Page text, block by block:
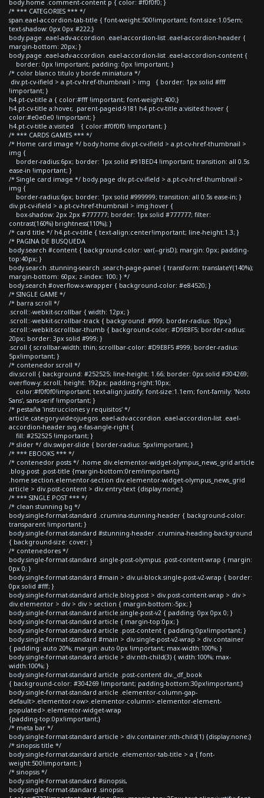
body.home .comment-content p { color: #f0f0f0; }
/* *** CATEGORIES *** */
span.eael-accordion-tab-title { font-weight:500!important; font-size:1.05em;
text-shadow: 0px 0px #222;}
body.page .eael-adv-accordion .eael-accordion-list .eael-accordion-header {
margin-bottom: 20px; }
body.page .eael-adv-accordion .eael-accordion-list .eael-accordion-content {
border: 0px !important; padding: 0px !important; }
/* color blanco titulo y borde miniatura */
div.pt-cv-ifield > a.pt-cv-href-thumbnail > img { border: 1px solid #fff
!important; }
h4.pt-cv-title a { color:#fff !important; font-weight:400;}
h4.pt-cv-title a:hover, .parent-pageid-9181 h4.pt-cv-title a:visited:hover {
color:#e0e0e0 !important; }
h4.pt-cv-title a:visited { color:#f0f0f0 !important; }
/* *** CARDS GAMES *** */
/* Home card image */ body.home div.pt-cv-ifield > a.pt-cv-href-thumbnail >
img {
border-radius:6px; border: 1px solid #91BED4 !important; transition: all 0.5s
ease-in !important; }
/* Single card image */ body.page div.pt-cv-ifield > a.pt-cv-href-thumbnail >
img {
border-radius:6px; border: 1px solid #999999; transition: all 0.5s ease-in; }
div.pt-cv-ifield > a.pt-cv-href-thumbnail > img:hover {
box-shadow: 2px 2px #777777; border: 1px solid #777777; filter:
contrast(160%) brightness(110%); }
/* card title */ h4.pt-cv-title { text-align:center!important; line-height:1.3; }
/* PAGINA DE BUSQUEDA
body.search #content { background-color: var(--grisD); margin: 0px; padding-
top:40px; }
body.search .stunning-search .search-page-panel { transform: translateY(140%);
margin-bottom: 60px; z-index: 100; } */
body.search #overflow-x-wrapper { background-color: #e84520; }
/* SINGLE GAME */
/* barra scroll */
.scroll::-webkit-scrollbar { width: 12px; }
.scroll::-webkit-scrollbar-track { background: #999; border-radius: 10px;}
.scroll::-webkit-scrollbar-thumb { background-color: #D9E8F5; border-radius:
20px; border: 3px solid #999; }
.scroll { scrollbar-width: thin; scrollbar-color: #D9E8F5 #999; border-radius:
5px!important; }
/* contenedor scroll */
div.scroll { background: #252525; line-height: 1.66; border: 0px solid #304269;
overflow-y: scroll; height: 192px; padding-right:10px;
color:#f0f0f0!important; text-align:justify; font-size:1.1em; font-family: 'Noto
Sans', sans-serif !important; }
/* pestaña 'instrucciones y requisitos' */
article.category-videojuegos .eael-adv-accordion .eael-accordion-list .eael-
accordion-header svg.e-fas-angle-right {
fill: #252525 !important; }
/* slider */ div.swiper-slide { border-radius: 5px!important; }
/* *** EBOOKS *** */
/* contenedor posts */ .home div.elementor-widget-olympus_news_grid article
.blog-post .post-title {margin-bottom:0rem!important;}
.home section.elementor-section div.elementor-widget-olympus_news_grid
article > div.post-content > div.entry-text {display:none;}
/* *** SINGLE POST *** */
/* clean stunning bg */
body.single-format-standard .crumina-stunning-header { background-color:
transparent !important; }
body.single-format-standard #stunning-header .crumina-heading-background
{ background-size: cover; }
/* contenedores */
body.single-format-standard .single-post-olympus .post-content-wrap { margin:
0px 0; }
body.single-format-standard #main > div.ui-block.single-post-v2-wrap { border:
0px solid #fff; }
body.single-format-standard article.blog-post > div.post-content-wrap > div >
div.elementor > div > div > section { margin-bottom:-5px; }
body.single-format-standard article.single-post-v2 { padding: 0px 0px 0; }
body.single-format-standard article { margin-top:0px; }
body.single-format-standard article .post-content { padding:0px!important; }
body.single-format-standard #main > div.single-post-v2-wrap > div.container
{ padding: auto 20%; margin: auto 0px !important; max-width:100%; }
body.single-format-standard article > div:nth-child(3) { width:100%; max-
width:100%; }
body.single-format-standard article .post-content div._df_book
{ background-color: #304269 !important; padding-bottom:30px!important;}
body.single-format-standard article .elementor-column-gap-
default>.elementor-row>.elementor-column>.elementor-element-
populated>.elementor-widget-wrap
{padding-top:0px!important;}
/* meta bar */
body.single-format-standard article > div.container:nth-child(1) {display:none;}
/* sinopsis title */
body.single-format-standard article .elementor-tab-title > a { font-
weight:500!important; }
/* sinopsis */
body.single-format-standard #sinopsis,
body.single-format-standard .sinopsis